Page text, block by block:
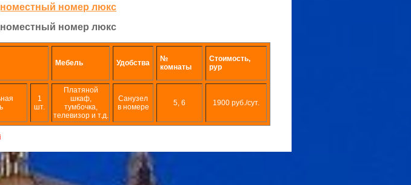
номер люкс
номер люкс
Мебель Удобства
№
комнаты
Стоимость,
рур
1
шт.
Платяной
шкаф,
тумбочка,
телевизор и т.д.
Санузел
в номере
5, 6 1900 руб./сут.